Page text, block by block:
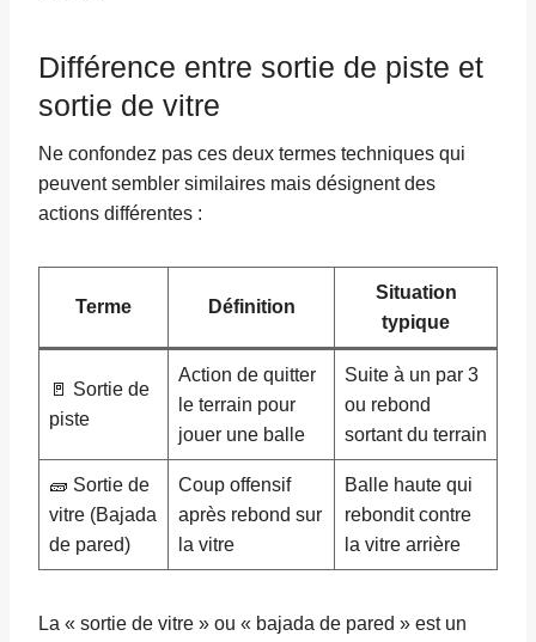
Différence entre sortie de piste et
sortie de vitre
Ne confondez pas ces deux termes techniques qui
peuvent sembler similaires mais désignent des
actions différentes :
Terme Définition
Situation
typique
🚪 Sortie de
piste
Action de quitter
le terrain pour
jouer une balle
Suite à un par 3
ou rebond
sortant du terrain
🧱 Sortie de
vitre (Bajada
de pared)
Coup offensif
après rebond sur
la vitre
Balle haute qui
rebondit contre
la vitre arrière
La « sortie de vitre » ou « bajada de pared » est un